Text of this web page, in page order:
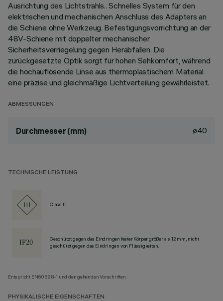
Ausrichtung des Lichtstrahls.. Schnelles System für den
elektrischen und mechanischen Anschluss des Adapters an
die Schiene ohne Werkzeug. Befestigungsvorrichtung an der
48V-Schiene mit doppelter mechanischer
Sicherheitsverriegelung gegen Herabfallen. Die
zurückgesetzte Optik sorgt für hohen Sehkomfort, während
die hochauflösende Linse aus thermoplastischem Material
eine präzise und gleichmäßige Lichtverteilung gewährleistet.
ABMESSUNGEN
Durchmesser (mm) ø40
TECHNISCHE LEISTUNG
Class III
Geschützt gegen das Eindringen fester Körper größer als 12 mm, nicht
geschützt gegen das Eindringen von Flüssigkeiten.
Entspricht EN60598-1 und den geltenden Vorschriften.
PHYSIKALISCHE EIGENSCHAFTEN